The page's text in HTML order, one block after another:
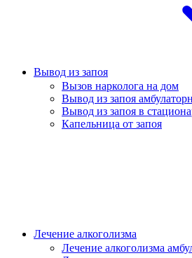
Вывод из запоя
Вызов нарколога на дом
Вывод из запоя
Вывод из запоя в
Капельница от запоя
Лечение алкоголизма
Лечение алкоголизма